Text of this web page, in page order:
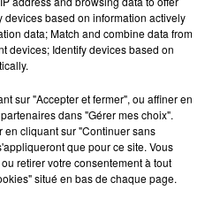
autonome en
de pompes à chaleur
qui limite l’impact
Pas de logique de
une volonté d’agir de
based on information actively
data; Match and combine data from
devices; Identify devices based on
sur "Accepter et fermer", ou affiner en
dans "Gérer mes choix".
en cliquant sur "Continuer sans
que pour ce site. Vous
retirer votre consentement à tout
situé en bas de chaque page.